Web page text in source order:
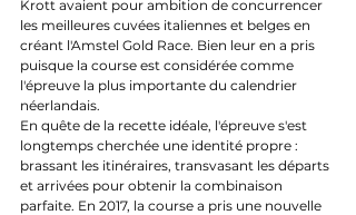
Krott avaient pour ambition de concurrencer
les meilleures cuvées italiennes et belges en
créant l'Amstel Gold Race. Bien leur en a pris
puisque la course est considérée comme
l'épreuve la plus importante du calendrier
néerlandais.
En quête de la recette idéale, l'épreuve s'est
longtemps cherchée une identité propre :
brassant les itinéraires, transvasant les départs
et arrivées pour obtenir la combinaison
parfaite. En 2017, la course a pris une nouvelle